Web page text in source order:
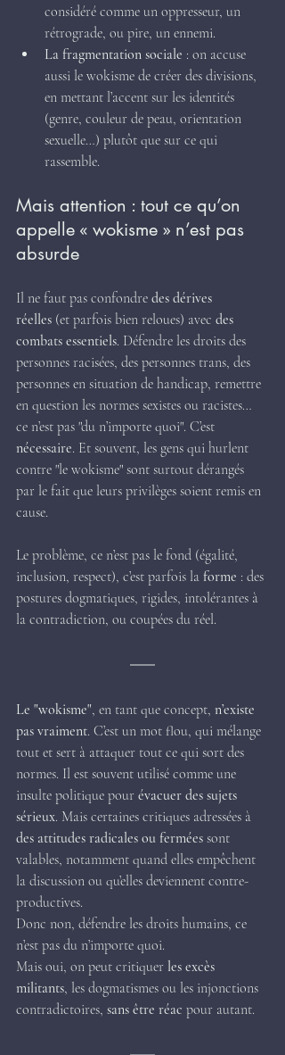
considéré comme un oppresseur, un
rétrograde, ou pire, un ennemi.
La fragmentation sociale : on accuse
aussi le wokisme de créer des divisions,
en mettant l’accent sur les identités
(genre, couleur de peau, orientation
sexuelle…) plutôt que sur ce qui
rassemble.
Mais attention : tout ce qu’on
appelle « wokisme » n’est pas
absurde
Il ne faut pas confondre des dérives
réelles (et parfois bien reloues) avec des
combats essentiels. Défendre les droits des
personnes racisées, des personnes trans, des
personnes en situation de handicap, remettre
en question les normes sexistes ou racistes…
ce n’est pas "du n’importe quoi". C’est
nécessaire. Et souvent, les gens qui hurlent
contre "le wokisme" sont surtout dérangés
par le fait que leurs privilèges soient remis en
cause.
Le problème, ce n’est pas le fond (égalité,
inclusion, respect), c’est parfois la forme : des
postures dogmatiques, rigides, intolérantes à
la contradiction, ou coupées du réel.
Le "wokisme", en tant que concept, n’existe
pas vraiment. C’est un mot flou, qui mélange
tout et sert à attaquer tout ce qui sort des
normes. Il est souvent utilisé comme une
insulte politique pour évacuer des sujets
sérieux. Mais certaines critiques adressées à
des attitudes radicales ou fermées sont
valables, notamment quand elles empêchent
la discussion ou qu’elles deviennent contre-
productives.
Donc non, défendre les droits humains, ce
n’est pas du n’importe quoi.
Mais oui, on peut critiquer les excès
militants, les dogmatismes ou les injonctions
contradictoires, sans être réac pour autant.